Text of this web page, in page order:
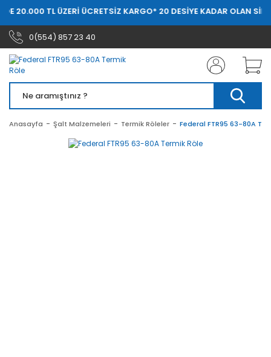
20.000 TL ÜZERİ ÜCRETSİZ KARGO* 20 DESİYE KADAR OLAN
0(554) 857 23 40
Anasayfa Şalt Malzemeleri Termik Röleler Federal FTR95 63-80A